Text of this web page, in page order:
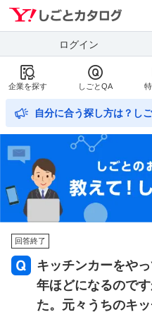
ログイン
企業を探す しごとQA
自分に合う探し方は？し
回答終了
キッチンカーをや
年ほどになるので
た。元々うちのキ